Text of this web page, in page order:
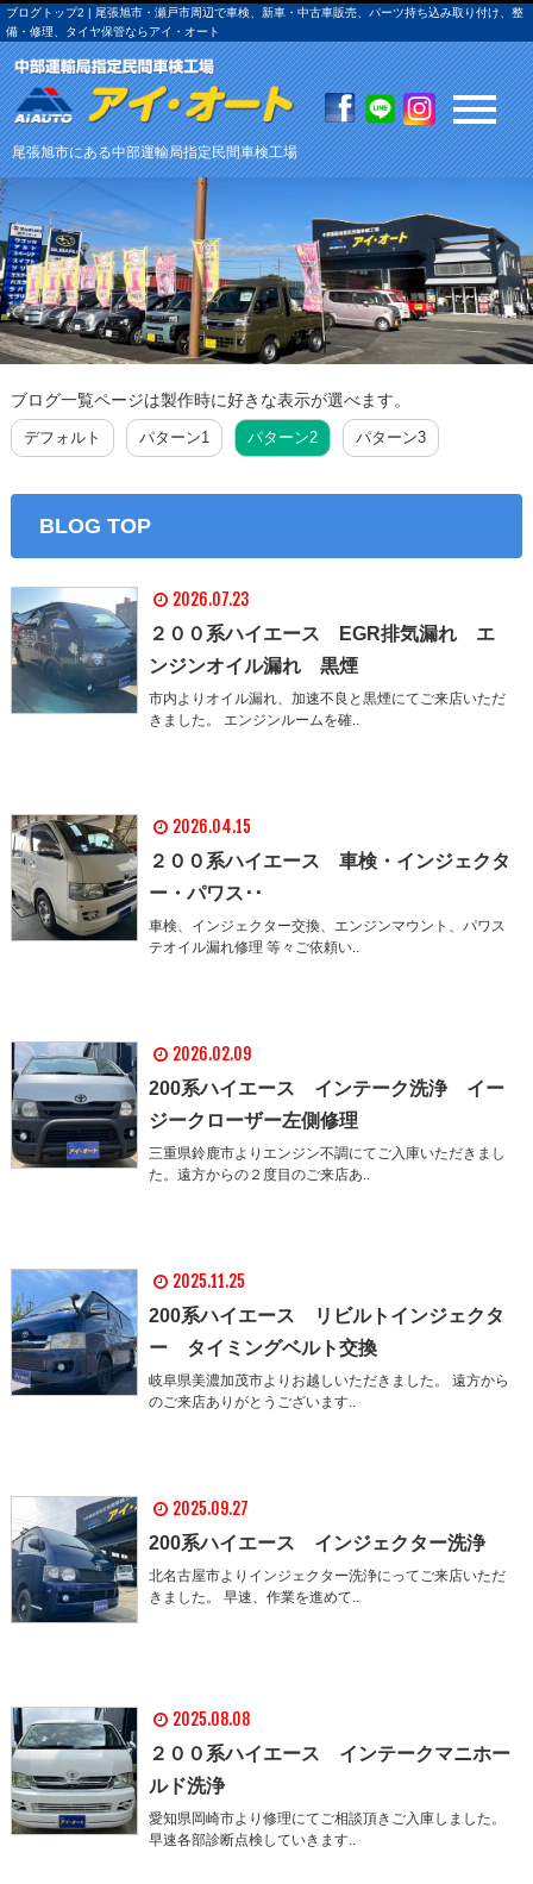
ブログトップ2 | 尾張旭市・瀬戸市周辺で車検、新車・中古車販売、パーツ持ち込み取り付け、整
備・修理、タイヤ保管ならアイ・オート
尾張旭市にある中部運輸局指定民間車検工場
ブログ一覧ページは製作時に好きな表示が選べます。
デフォルト パターン1 パターン2 パターン3
BLOG TOP
2026.07.23
２００系ハイエース EGR排気漏れ エ
ンジンオイル漏れ 黒煙
市内よりオイル漏れ、加速不良と黒煙にてご来店いただ
きました。 エンジンルームを確..
2026.04.15
２００系ハイエース 車検・インジェクタ
ー・パワス･･
車検、インジェクター交換、エンジンマウント、パワス
テオイル漏れ修理 等々ご依頼い..
2026.02.09
200系ハイエース インテーク洗浄 イー
ジークローザー左側修理
三重県鈴鹿市よりエンジン不調にてご入庫いただきまし
た。遠方からの２度目のご来店あ..
2025.11.25
200系ハイエース リビルトインジェクタ
ー タイミングベルト交換
岐阜県美濃加茂市よりお越しいただきました。 遠方から
のご来店ありがとうございます..
2025.09.27
200系ハイエース インジェクター洗浄
北名古屋市よりインジェクター洗浄にってご来店いただ
きました。 早速、作業を進めて..
2025.08.08
２００系ハイエース インテークマニホー
ルド洗浄
愛知県岡崎市より修理にてご相談頂きご入庫しました。
早速各部診断点検していきます..